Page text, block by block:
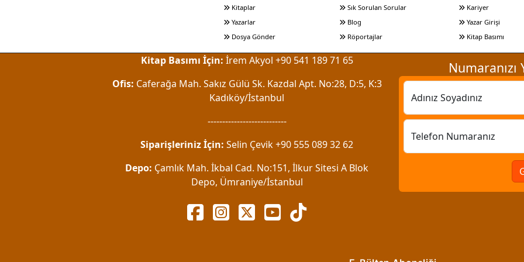
Kitaplar
Yazarlar
Dosya Gönder
Sık Sorulan Sorular
Blog
Röportajlar
Kariyer
Yazar Girişi
Kitap Basımı
Kitap Basımı İçin: İrem Akyol +90 541 189 71 65
Ofis: Caferağa Mah. Sakız Gülü Sk. Kazdal Apt. No:28, D:5, K:3
Kadıköy/İstanbul
---------------------------
Siparişleriniz İçin: Selin Çevik +90 555 089 32 62
Depo: Çamlık Mah. İkbal Cad. No:151, İlkur Sitesi A Blok
Depo, Ümraniye/İstanbul
Numaranızı
Adınız Soyadınız
Telefon Numaranız